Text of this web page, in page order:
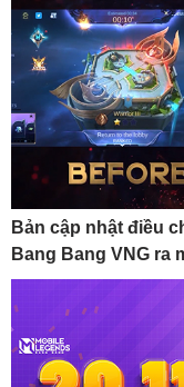
Bản cập nhật điều
Bang Bang VNG ra